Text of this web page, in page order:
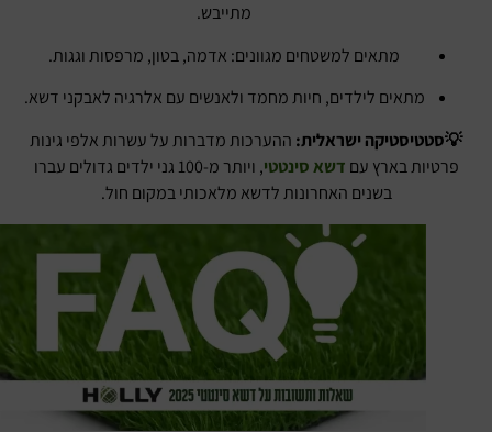
מתייבש.
מתאים למשטחים מגוונים: אדמה, בטון, מרפסות וגגות.
מתאים לילדים, חיות מחמד ולאנשים עם אלרגיה לאבקני דשא.
💡סטטיסטיקה ישראלית:ההערכות מדברות על עשרות אלפי גינות
פרטיות בארץ עםדשא סינטטי
, ויותר מ-100 גני ילדים גדולים עברו
בשנים האחרונות לדשא מלאכותי במקום חול.